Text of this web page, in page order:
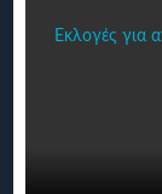
Εκλογές για